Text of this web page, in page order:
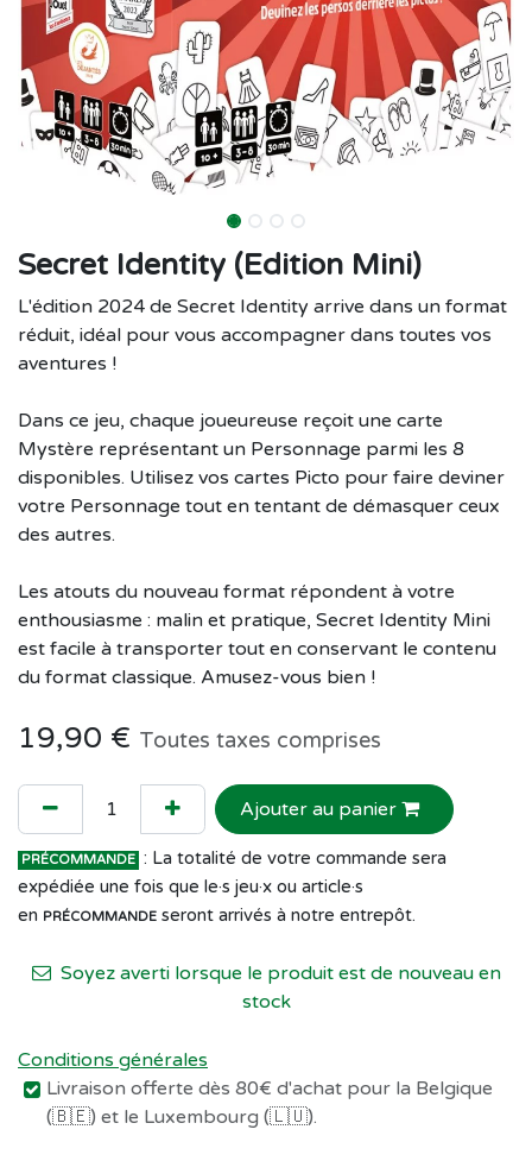
Secret Identity (Edition Mini)
L'édition 2024 de Secret Identity arrive dans un format
réduit, idéal pour vous accompagner dans toutes vos
aventures !
Dans ce jeu, chaque joueureuse reçoit une carte
Mystère représentant un Personnage parmi les 8
disponibles. Utilisez vos cartes Picto pour faire deviner
votre Personnage tout en tentant de démasquer ceux
des autres.
Les atouts du nouveau format répondent à votre
enthousiasme : malin et pratique, Secret Identity Mini
est facile à transporter tout en conservant le contenu
du format classique. Amusez-vous bien !
19,90 € Toutes taxes comprises
Ajouter au panier
PRÉCOMMANDE : La totalité de votre commande sera
expédiée une fois que le·s jeu·x ou article·s
en PRÉCOMMANDE seront arrivés à notre entrepôt.
Soyez averti lorsque le produit est de nouveau en
stock
Conditions générales
Livraison offerte dès 80€ d'achat pour la Belgique
(🇧🇪) et le Luxembourg (🇱🇺).